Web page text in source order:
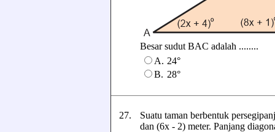
Besar sudut BAC adalah ........
A. 24°
B. 28°
27.
Suatu taman berbentuk
dan (6x - 2) meter. Panjang